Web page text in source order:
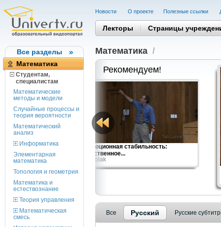
Все разделы
Математика
Студентам,
cпециалистам
Математические
методы и модели
Случайные процессы и
теория вероятности
Математический
анализ
Информатика
Элементарная
математика
Топология и геометрия
Математика и
естествознание
Теория управления
Математическая
смесь
Новости О проекте Полезные cсылки
Лекторы Страницы
Математика /
Рекомендуем!
месте другого
Эволюционная стабильность:
общественное...
Ben Polak
Все Русский Русские